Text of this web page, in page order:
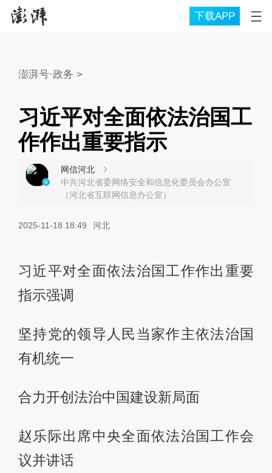
下载APP
澎湃号·政务 >
习近平对全面依法治国工
作作出重要指示
网信河北
中共河北省委网络安全和信息化委员会办公室
（河北省互联网信息办公室）
2025-11-18 18:49 河北
习近平对全面依法治国工作作出重要
指示强调
坚持党的领导人民当家作主依法治国
有机统一
合力开创法治中国建设新局面
赵乐际出席中央全面依法治国工作会
议并讲话